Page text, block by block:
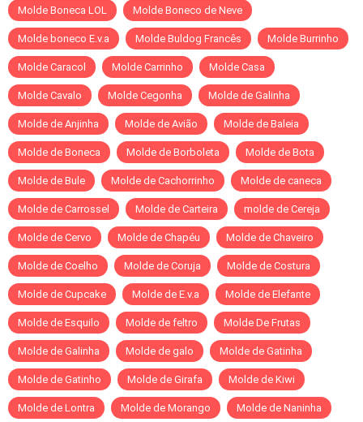
Molde Boneca LOL Molde Boneco de Neve
Molde boneco E.v.a Molde Buldog Francês Molde Burrinho
Molde Caracol Molde Carrinho Molde Casa
Molde Cavalo Molde Cegonha Molde de Galinha
Molde de Anjinha Molde de Avião Molde de Baleia
Molde de Boneca Molde de Borboleta Molde de Bota
Molde de Bule Molde de Cachorrinho Molde de caneca
Molde de Carrossel Molde de Carteira molde de Cereja
Molde de Cervo Molde de Chapéu Molde de Chaveiro
Molde de Coelho Molde de Coruja Molde de Costura
Molde de Cupcake Molde de E.v.a Molde de Elefante
Molde de Esquilo Molde de feltro Molde De Frutas
Molde de Galinha Molde de galo Molde de Gatinha
Molde de Gatinho Molde de Girafa Molde de Kiwi
Molde de Lontra Molde de Morango Molde de Naninha